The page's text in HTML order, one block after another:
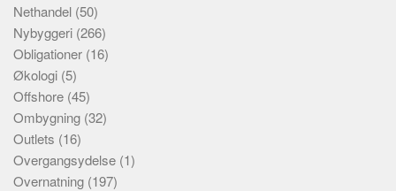
Nethandel (50)
Nybyggeri (266)
Obligationer (16)
Økologi (5)
Offshore (45)
Ombygning (32)
Outlets (16)
Overgangsydelse (1)
Overnatning (197)